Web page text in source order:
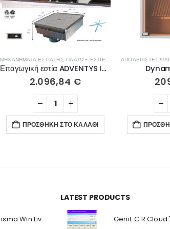
ΜΗΧΑΝΉΜΑΤΑ ΕΣΤΊΑΣΗΣ, ΠΛΑΤΏ - ΕΣΤΊΕΣ ΨΗΣΊΜΑΤΟΣ
Επαγωγική εστία ADVENTYS Induc’Stone
2.096,84 €
ΠΡΟΣΘΉΚΗ ΣΤΟ ΚΑΛΆΘΙ
Megasoft Prisma Win Live Viewer
LATEST PRODUCTS
Ο Λογαριασμός μου